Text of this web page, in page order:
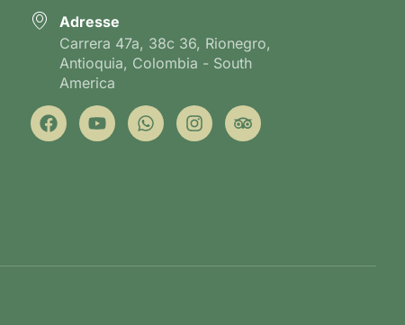
Adresse
Carrera 47a, 38c 36, Rionegro,
Antioquia, Colombia - South
America